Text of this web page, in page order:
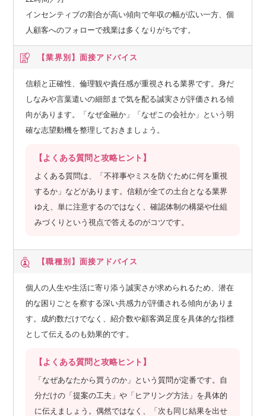
インセンティブの割合が高い傾向で年収の幅が広い一方、個
人顧客へのフォローで残業は多くなりがちです。
【業界別】 面接アドバイス
信頼と正確性、倫理観や責任感が重視される業界です。身だ
しなみや言葉遣いの細部まで気を配る誠実さが評価される傾
向があります。「なぜ金融か」「なぜこの会社か」という明
確な志望動機を整理しておきましょう。
【よくある質問と攻略ヒント】
よくある質問は、「不祥事やミスを防ぐために何を重視
するか」などがあります。信頼が全ての土台となる業界
ゆえ、単に注意するのではなく、確認体制の構築や仕組
みづくりという視点で答えるのがコツです。
【職種別】 面接アドバイス
個人の人生や生活に寄り添う誠実さが求められるため、潜在
的な困りごとを察する深い共感力が評価される傾向がありま
す。成約数だけでなく、紹介数や顧客満足度を具体的な指標
として伝えるのも効果的です。
【よくある質問と攻略ヒント】
「なぜあなたから買うのか」という質問が定番です。自
分だけの「提案の工夫」や「ヒアリング方法」を具体的
に伝えましょう。偶然ではなく、「次も同じ結果を出せ